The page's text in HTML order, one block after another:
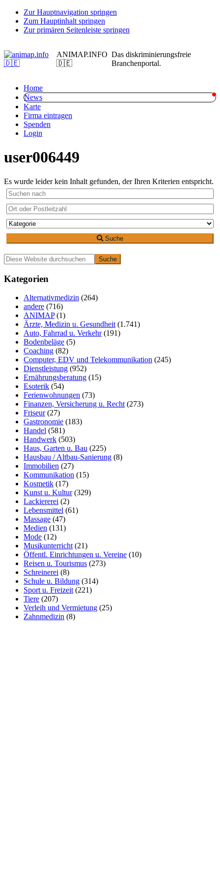
Zur Hauptnavigation springen
Zum Hauptinhalt springen
Zur primären Seitenleiste springen
ANIMAP.INFO
🇩🇪
Das diskriminierungsfreie
Branchenportal.
Home
News
Karte
Firma eintragen
Spenden
Login
user006449
Es wurde leider kein Inhalt gefunden, der Ihren Kriterien entspricht.
Suche
Primäre
Seitenleiste
Diese
Website
durchsuchen
Kategorien
Alternativmedizin (264)
andere (716)
ANIMAP(1)
Ärzte, Medizin u. Gesundheit (1.741)
Auto, Fahrrad u. Verkehr(191)
Bodenbeläge (5)
Coaching (82)
Computer, EDV und Telekommunikation (245)
Dienstleistung (952)
Ernährungsberatung (15)
Esoterik (54)
Ferienwohnungen (73)
Finanzen, Versicherung u. Recht (273)
Friseur(27)
Gastronomie (183)
Handel (581)
Handwerk (503)
Haus, Garten u. Bau (225)
Hausbau / Altbau-Sanierung (8)
Immobilien (27)
Kommunikation (15)
Kosmetik (17)
Kunst u. Kultur(329)
Lackiererei (2)
Lebensmittel (61)
Massage (47)
Medien (131)
Mode (12)
Musikunterricht (21)
Öffentl. Einrichtungen u. Vereine (10)
Reisen u. Tourismus (273)
Schreinerei (8)
Schule u. Bildung (314)
Sport u. Freizeit (221)
Tiere (207)
Verleih und Vermietung (25)
Zahnmedizin (8)